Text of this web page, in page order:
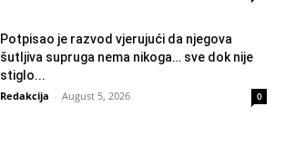
Potpisao je razvod vjerujući da njegova
šutljiva supruga nema nikoga… sve dok nije
stiglo...
Redakcija - August 5, 2026 0